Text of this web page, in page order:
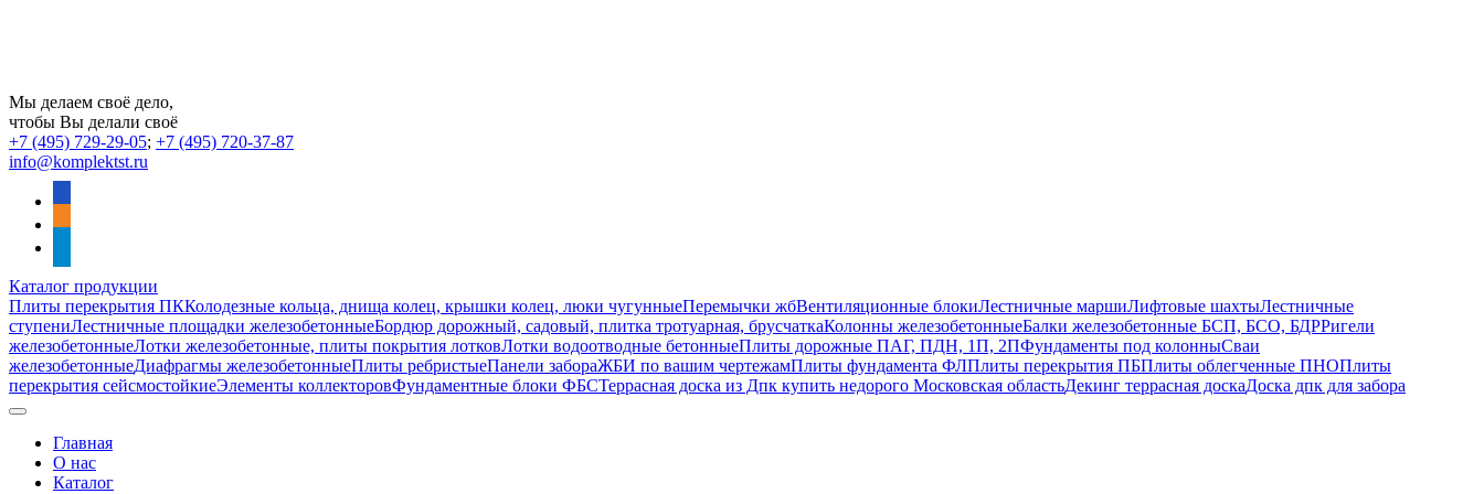
Мы делаем своё дело,
чтобы Вы делали своё
+7 (495) 729-29-05; +7 (495) 720-37-87
info@komplektst.ru
Каталог продукции
Плиты перекрытия ПККолодезные кольца, днища колец, крышки колец, люки чугунныеПеремычки жбВентиляционные блокиЛестничные маршиЛифтовые шахтыЛестничные
ступениЛестничные площадки железобетонныеБордюр дорожный, садовый, плитка тротуарная, брусчаткаКолонны железобетонныеБалки железобетонные БСП, БСО, БДРРигели
железобетонныеЛотки железобетонные, плиты покрытия лотковЛотки водоотводные бетонныеПлиты дорожные ПАГ, ПДН, 1П, 2ПФундаменты под колонныСваи
железобетонныеДиафрагмы железобетонныеПлиты ребристыеПанели забораЖБИ по вашим чертежамПлиты фундамента ФЛПлиты перекрытия ПБПлиты облегченные ПНОПлиты
перекрытия сейсмостойкиеЭлементы коллекторовФундаментные блоки ФБСТеррасная доска из Дпк купить недорого Московская областьДекинг террасная доскаДоска дпк для забора
Главная
О нас
Каталог